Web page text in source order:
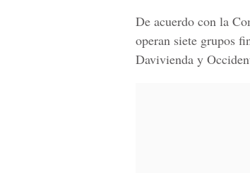
De acuerdo con la
operan siete grupos
Davivienda y